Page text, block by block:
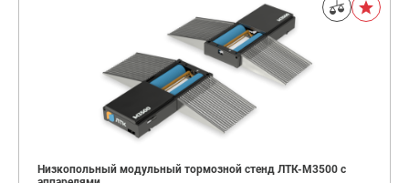
Низкопольный модульный тормозной стенд ЛТК-М3500 с